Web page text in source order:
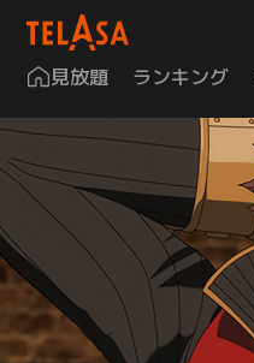
見放題 ランキング